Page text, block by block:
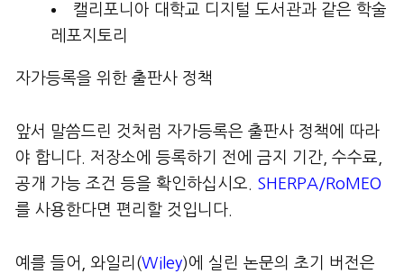
캘리포니아 대학교 디지털 도서관과 같은 학술
레포지토리
자가등록을 위한 출판사 정책
앞서 말씀드린 것처럼 자가등록은 출판사 정책에 따라
야 합니다. 저장소에 등록하기 전에 금지 기간, 수수료,
공개 가능 조건 등을 확인하십시오. SHERPA/RoMEO
를 사용한다면 편리할 것입니다.
예를 들어, 와일리(Wiley)에 실린 논문의 초기 버전은